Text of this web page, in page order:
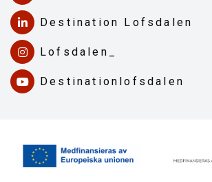
Destination Lofsdalen
Lofsdalen_
Destinationlofsdalen